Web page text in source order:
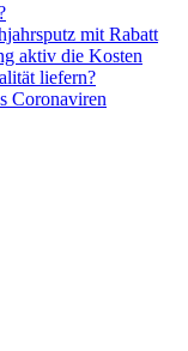
mit Rabatt
aktiv die Kosten
liefern?
Coronaviren